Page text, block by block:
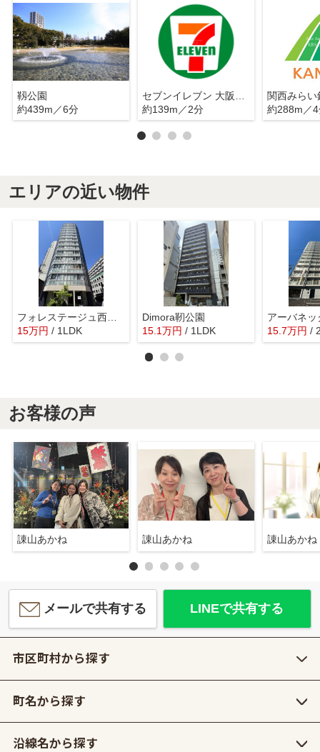
靱公園
約439m／6分
約139m／2分
約288m／
エリアの近い物件
フォレステージュ西本町
15万円 / 1LDK
Dimora靭公園
15.1万円 / 1LDK
アーバネ
15.7万円 /
お客様の声
諌山あかね 諌山あかね 諌山あかね
メールで共有する LINEで共有する
市区町村から探す
町名から探す
沿線名から探す